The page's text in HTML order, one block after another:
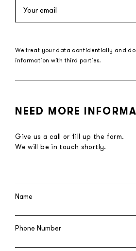
We treat your data confidentially and
information with third parties.
NEED MORE
Give us a call or fill up the form.
We will be in touch shortly.